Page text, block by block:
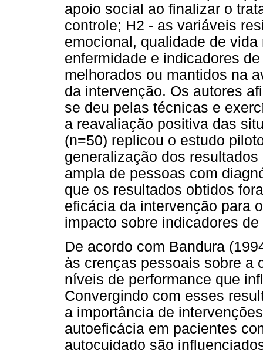
apoio social ao finalizar o
controle; H2 - as variáveis
emocional, qualidade de
enfermidade e indicadores
melhorados ou mantidos na
da intervenção. Os autores
se deu pelas técnicas e
a reavaliação positiva das
(n=50) replicou o estudo
generalização dos
ampla de pessoas com
que os resultados obtidos
eficácia da intervenção para
impacto sobre indicadores
De acordo com Bandura
às crenças pessoais sobre a
níveis de performance que
Convergindo com esses
a importância de
autoeficácia em pacientes
autocuidado são